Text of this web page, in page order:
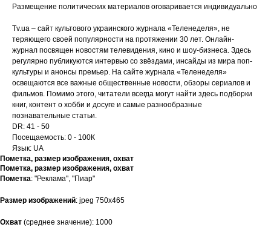
Размещение политических материалов оговаривается индивидуально
Tv.ua – сайт культового украинского журнала «Теленеделя», не
теряющего своей популярности на протяжении 30 лет. Онлайн-
журнал посвящен новостям телевидения, кино и шоу-бизнеса. Здесь
регулярно публикуются интервью со звёздами, инсайды из мира поп-
культуры и анонсы премьер. На сайте журнала «Теленеделя»
освещаются все важные общественные новости, обзоры сериалов и
фильмов. Помимо этого, читатели всегда могут найти здесь подборки
книг, контент о хобби и досуге и самые разнообразные
познавательные статьи.
DR: 41 - 50
Посещаемость: 0 - 100К
Язык: UA
Пометка, размер изображения, охват
Пометка, размер изображения, охват
Пометка: "Реклама", "Пиар"
Размер изображений: jpeg 750х465
Охват (среднее значение): 1000